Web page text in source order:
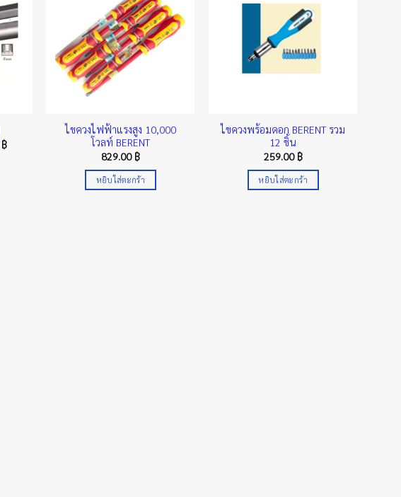
฿Price
ไขควงไฟฟ้าแรงสูง 10,000
โวลท์ BERENT
829.00 ฿
หยิบใส่ตะกร้า
ไขควงพร้อมดอก BERENT รวม
12 ชิ้น
259.00 ฿
หยิบใส่ตะกร้า